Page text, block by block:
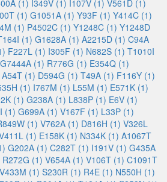
(1) I349V (1) I107V (1) V561D (1)
(1) G1051A (1) Y93F (1) Y414C (1)
(1) P4502C (1) Y1248C (1) Y1248D
(1) G1628A (1) A2215D (1) C94A
F227L (1) I305F (1) N682S (1) T1010I
G7444A (1) R776G (1) E354Q (1)
A54T (1) D594G (1) T49A (1) F116Y (1)
(1) I767M (1) L55M (1) E571K (1)
(1) G238A (1) L838P (1) E6V (1)
(1) G699A (1) V167F (1) L33P (1)
(1) V762A (1) D816H (1) V326L
(1) E158K (1) N334K (1) A1067T
G202A (1) C282T (1) I191V (1) G435A
R272G (1) V654A (1) V106T (1) C1091T
V433M (1) S230R (1) R4E (1) N550H (1)